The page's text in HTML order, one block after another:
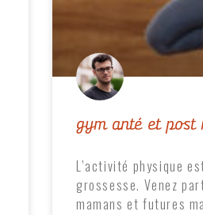
gym anté et post
L’activité physique
grossesse. Venez
mamans et futures